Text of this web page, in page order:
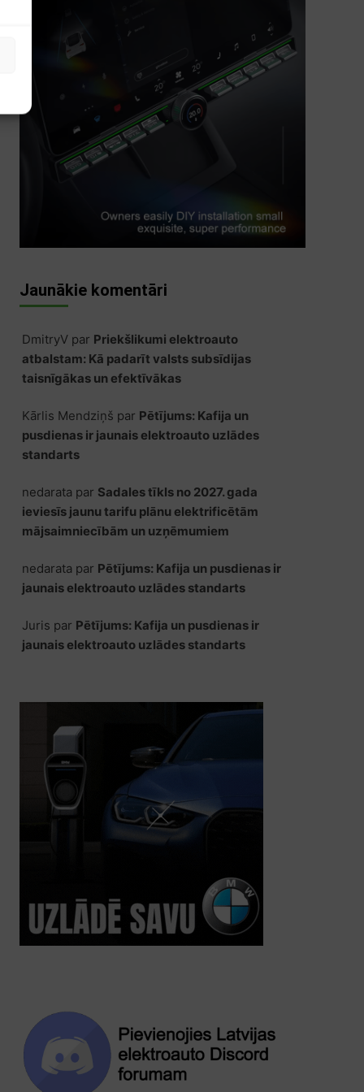
Jaunākie komentāri
DmitryVpar Priekšlikumi elektroauto
atbalstam: Kā padarīt valsts subsīdijas
taisnīgākas un efektīvākas
Kārlis Mendziņš par Pētījums: Kafija un
pusdienas ir jaunais elektroauto uzlādes
standarts
nedarata par Sadales tīkls no 2027. gada
ieviesīs jaunu tarifu plānu elektrificētām
mājsaimniecībām un uzņēmumiem
nedarata par Pētījums: Kafija un pusdienas ir
jaunais elektroauto uzlādes standarts
Juris par Pētījums: Kafija un pusdienas ir
jaunais elektroauto uzlādes standarts